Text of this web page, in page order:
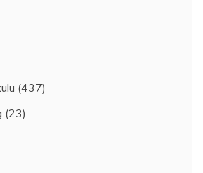
(437)
(23)